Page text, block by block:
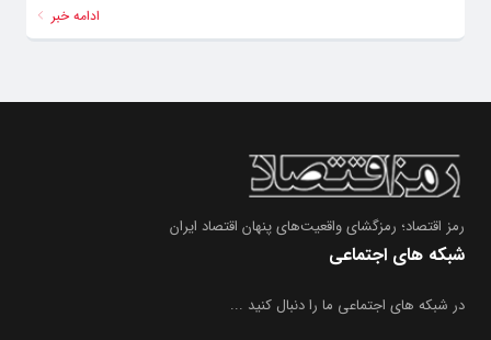
ادامه خبر
رمز اقتصاد؛ رمزگشای واقعیت‌های پنهان اقتصاد ایران
شبکه های اجتماعی
در شبکه های اجتماعی ما را دنبال کنید ...